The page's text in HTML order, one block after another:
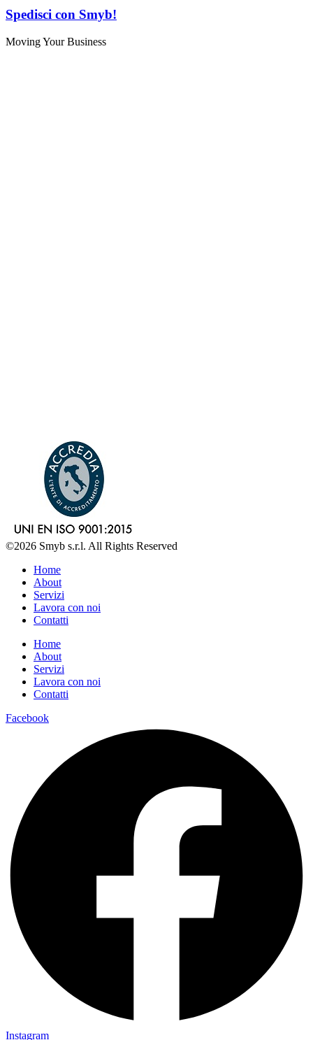
Spedisci con Smyb!
Moving Your Business
©2026 Smyb s.r.l. All Rights Reserved
Home
About
Servizi
Lavora con noi
Contatti
Home
About
Servizi
Lavora con noi
Contatti
Facebook
Instagram